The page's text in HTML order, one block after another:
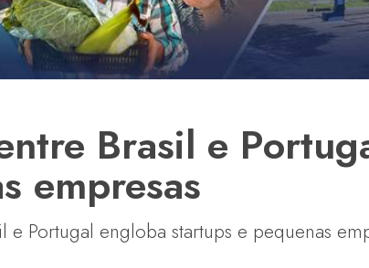
Brasil e
empresas
e Portugal engloba startups e pequenas